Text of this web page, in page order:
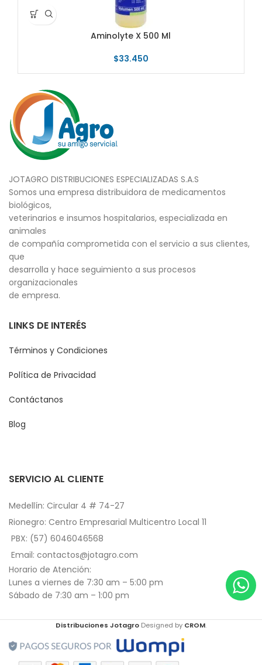
Aminolyte X 500 Ml
$33.450
JOTAGRO DISTRIBUCIONES ESPECIALIZADAS S.A.S
Somos una empresa distribuidora de medicamentos
biológicos,
veterinarios e insumos hospitalarios, especializada en
animales
de compañía comprometida con el servicio a sus clientes,
que
desarrolla y hace seguimiento a sus procesos
organizacionales
de empresa.
LINKS DE INTERÉS
Términos y Condiciones
Política de Privacidad
Contáctanos
Blog
SERVICIO AL CLIENTE
Medellín: Circular 4 # 74-27
Rionegro: Centro Empresarial Multicentro Local 11
PBX: (57) 6046046568
Email: contactos@jotagro.com
Horario de Atención:
Lunes a viernes de 7:30 am – 5:00 pm
Sábado de 7:30 am – 1:00 pm
Distribuciones Jotagro Designed by CROM.